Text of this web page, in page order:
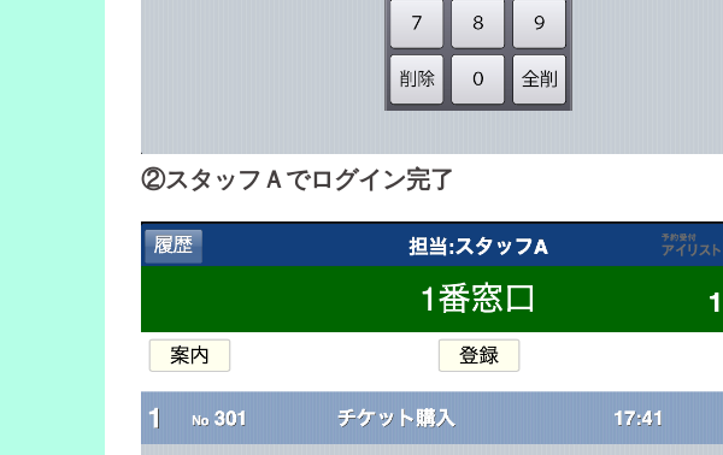
②スタッフＡでログイン完了